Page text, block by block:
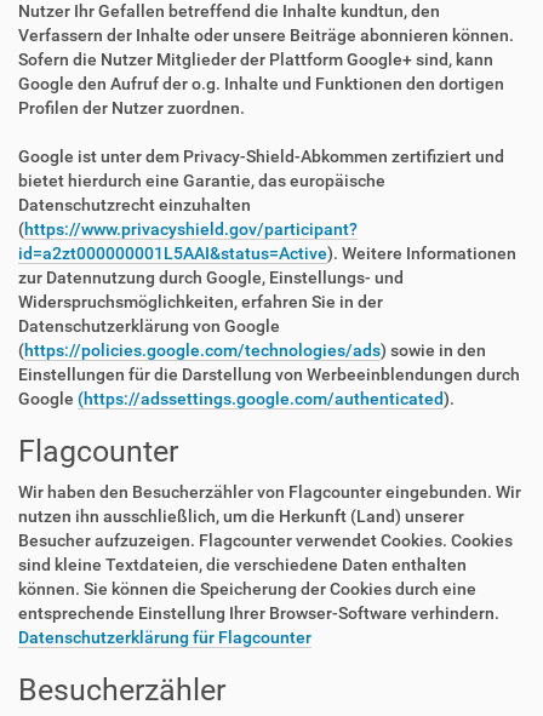
Nutzer Ihr Gefallen betreffend die Inhalte kundtun, den
Verfassern der Inhalte oder unsere Beiträge abonnieren können.
Sofern die Nutzer Mitglieder der Plattform Google+ sind, kann
Google den Aufruf der o.g. Inhalte und Funktionen den dortigen
Profilen der Nutzer zuordnen.
Google ist unter dem Privacy-Shield-Abkommen zertifiziert und
bietet hierdurch eine Garantie, das europäische
Datenschutzrecht einzuhalten
(https://www.privacyshield.gov/participant?
id=a2zt000000001L5AAI&status=Active). Weitere Informationen
zur Datennutzung durch Google, Einstellungs- und
Widerspruchsmöglichkeiten, erfahren Sie in der
Datenschutzerklärung von Google
(https://policies.google.com/technologies/ads) sowie in den
Einstellungen für die Darstellung von Werbeeinblendungen durch
Google (https://adssettings.google.com/authenticated).
Flagcounter
Wir haben den Besucherzähler von Flagcounter eingebunden. Wir
nutzen ihn ausschließlich, um die Herkunft (Land) unserer
Besucher aufzuzeigen. Flagcounter verwendet Cookies. Cookies
sind kleine Textdateien, die verschiedene Daten enthalten
können. Sie können die Speicherung der Cookies durch eine
entsprechende Einstellung Ihrer Browser-Software verhindern.
Datenschutzerklärung für Flagcounter
Besucherzähler